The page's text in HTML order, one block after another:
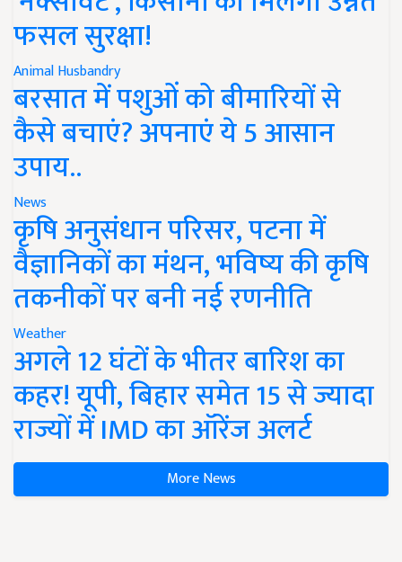
फसल सुरक्षा!
Animal Husbandry
बरसात में पशुओं को बीमारियों से
कैसे बचाएं? अपनाएं ये 5 आसान
उपाय..
News
कृषि अनुसंधान परिसर, पटना में
वैज्ञानिकों का मंथन, भविष्य की कृषि
तकनीकों पर बनी नई रणनीति
Weather
अगले 12 घंटों के भीतर बारिश का
कहर! यूपी, बिहार समेत 15 से ज्यादा
राज्यों में IMD का ऑरेंज अलर्ट
More News